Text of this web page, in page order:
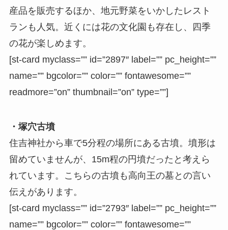
産品を販売するほか、地元野菜をいかしたレスト
ランも人気。近くには花の文化園も存在し、四季
の花が楽しめます。
[st-card myclass=”” id=”2897″ label=”” pc_height=””
name=”” bgcolor=”” color=”” fontawesome=””
readmore=”on” thumbnail=”on” type=””]
・塚穴古墳
住吉神社から車で5分程の場所にある古墳。墳形は
留めていませんが、15m程の円墳だったと考えら
れています。こちらの古墳も高向王の墓との言い
伝えがあります。
[st-card myclass=”” id=”2793″ label=”” pc_height=””
name=”” bgcolor=”” color=”” fontawesome=””